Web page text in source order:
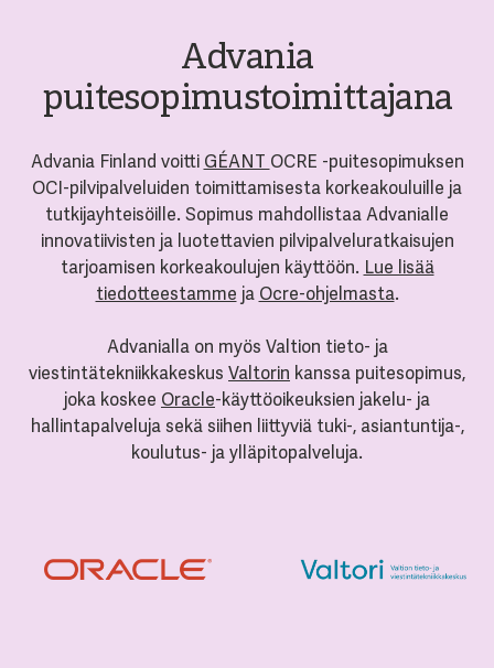
Advania
puitesopimustoimittajana
Advania Finland voitti GÉANT OCRE -puitesopimuksen
OCI-pilvipalveluiden toimittamisesta korkeakouluille ja
tutkijayhteisöille. Sopimus mahdollistaa Advanialle
innovatiivisten ja luotettavien pilvipalveluratkaisujen
tarjoamisen korkeakoulujen käyttöön. Lue lisää
tiedotteestamme ja Ocre-ohjelmasta.
Advanialla on myös Valtion tieto- ja
viestintätekniikkakeskus Valtorin kanssa puitesopimus,
joka koskee Oracle-käyttöoikeuksien jakelu- ja
hallintapalveluja sekä siihen liittyviä tuki-, asiantuntija-,
koulutus- ja ylläpitopalveluja.